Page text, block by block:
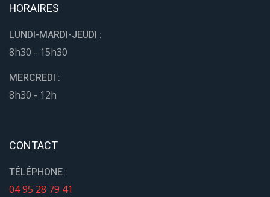
HORAIRES
LUNDI-MARDI-JEUDI :
8h30 - 15h30
MERCREDI :
8h30 - 12h
CONTACT
TÉLÉPHONE :
04 95 28 79 41